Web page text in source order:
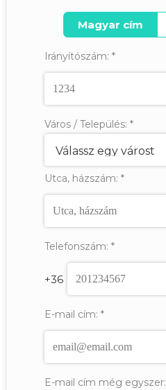
Magyar cím
Irányítószám: *
Város / Település: *
Utca, házszám: *
Telefonszám: *
+36
E-mail cím: *
E-mail cím még egyszer: